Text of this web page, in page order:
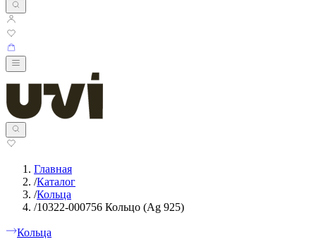
Главная
/Каталог
/Кольца
/10322-000756 Кольцо (Ag 925)
Кольца